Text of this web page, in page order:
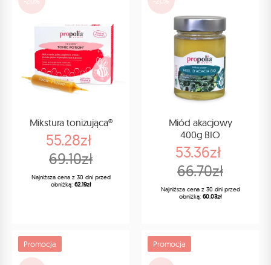
Mikstura tonizująca®
55.28zł
69.10zł
Najniższa cena z 30 dni przed
obniżką: 62.19zł
Miód akacjowy
400g BIO
53.36zł
66.70zł
Najniższa cena z 30 dni przed
obniżką: 60.03zł
Promocja Promocja